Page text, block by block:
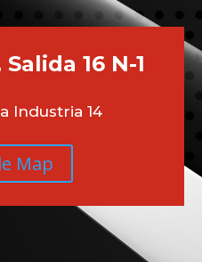
16 N-1
Industria 14
Map